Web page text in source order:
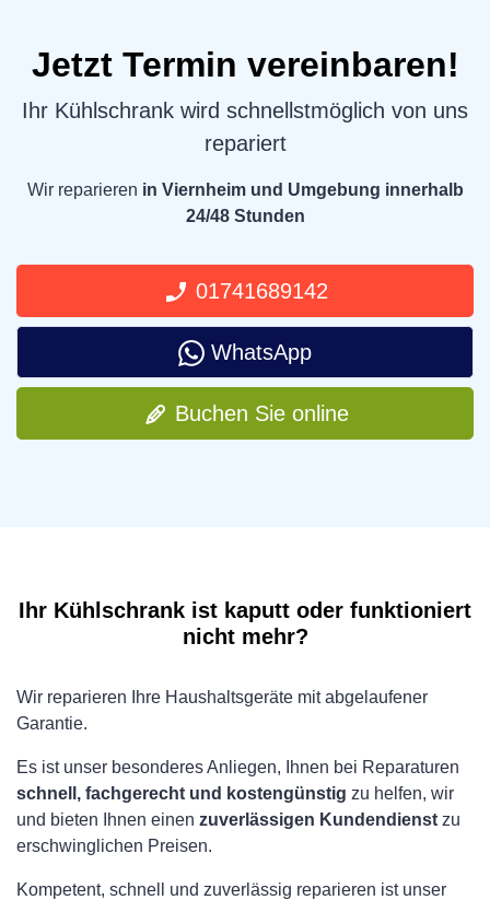
Jetzt Termin vereinbaren!
Ihr Kühlschrank wird schnellstmöglich von uns
repariert
Wir reparieren in Viernheim und Umgebung innerhalb
24/48 Stunden
01741689142
WhatsApp
Buchen Sie online
Ihr Kühlschrank ist kaputt oder funktioniert
nicht mehr?
Wir reparieren Ihre Haushaltsgeräte mit abgelaufener
Garantie.
Es ist unser besonderes Anliegen, Ihnen bei Reparaturen
schnell, fachgerecht und kostengünstig zu helfen, wir
und bieten Ihnen einen zuverlässigen Kundendienst zu
erschwinglichen Preisen.
Kompetent, schnell und zuverlässig reparieren ist unser